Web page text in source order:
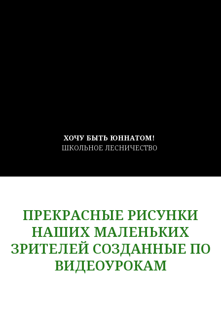
ХОЧУ БЫТЬ ЮННАТОМ!
ШКОЛЬНОЕ ЛЕСНИЧЕСТВО
ПРЕКРАСНЫЕ РИСУНКИ
НАШИХ МАЛЕНЬКИХ
ЗРИТЕЛЕЙ СОЗДАННЫЕ ПО
ВИДЕОУРОКАМ